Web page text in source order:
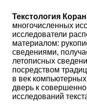
Текстология
многочисленных
исследователи
материалом:
сведениями,
летописных
посредством
в век
дверь к
исследований